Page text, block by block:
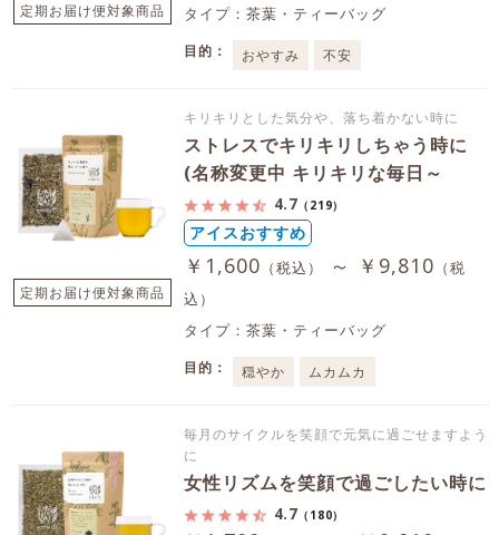
定期お届け便対象商品
タイプ：茶葉・ティーバッグ
目的：
おやすみ 不安
定期お届け便対象商品
キリキリとした気分や、落ち着かない時に
ストレスでキリキリしちゃう時に
(名称変更中 キリキリな毎日～
4.7 （219）
アイスおすすめ
￥1,600 （税込） ～ ￥9,810 （税
込）
タイプ：茶葉・ティーバッグ
目的：
穏やか ムカムカ
毎月のサイクルを笑顔で元気に過ごせますよう
に
女性リズムを笑顔で過ごしたい時に
4.7 （180）